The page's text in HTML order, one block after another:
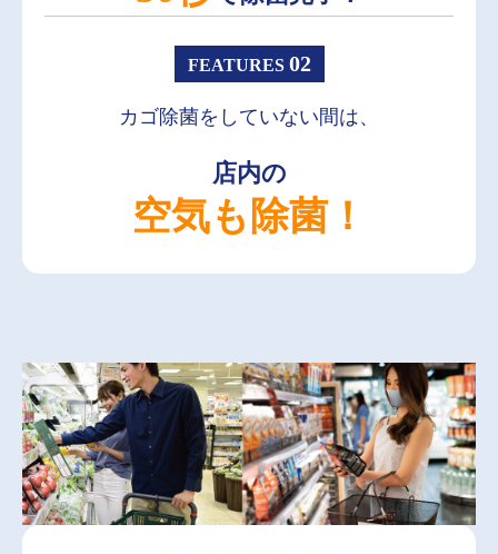
FEATURES 02
カゴ除菌をしていない間は、
店内の
空気も除菌！